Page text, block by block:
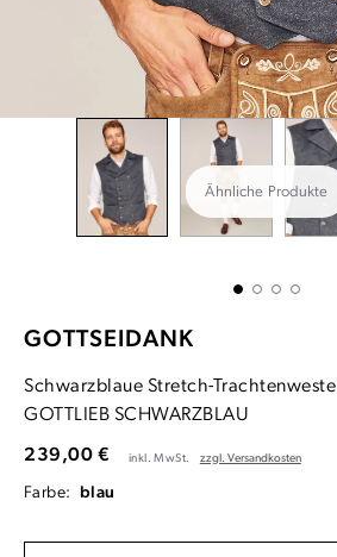
Ähnliche Produkte
GOTTSEIDANK
Schwarzblaue Stretch-Trachtenweste
GOTTLIEB SCHWARZBLAU
239,00 € inkl. MwSt. zzgl. Versandkosten
Farbe: blau